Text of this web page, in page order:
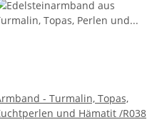
- Turmalin, Topas,
und Hämatit /R038